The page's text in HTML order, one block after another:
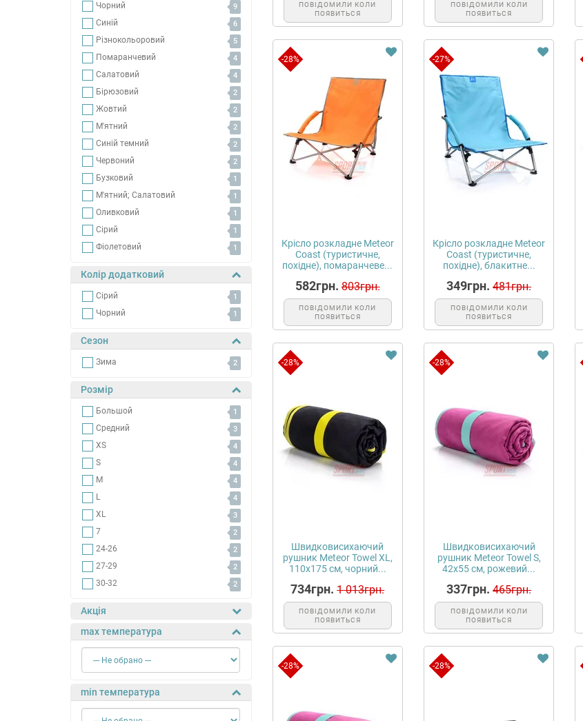
Чорний 9
Синій 6
Різнокольоровий 5
Помаранчевий 4
Салатовий 4
Бірюзовий 2
Жовтий 2
М'ятний 2
Синій темний 2
Червоний 2
Бузковий 1
М'ятний; Салатовий 1
Оливковий 1
Сірий 1
Фіолетовий 1
Колір додатковий
Сірий 1
Чорний 1
Сезон
Зима 2
Розмір
Большой 1
Средний 3
XS 4
S 4
M 4
L 4
XL 3
7 2
24-26 2
27-29 2
30-32 2
Акція
max температура
min температура
ПОВІДОМИЛИ КОЛИ
ПОЯВИТЬСЯ
ПОВІДОМИЛИ КОЛИ
ПОЯВИТЬСЯ
-28%
Крісло розкладне Meteor
Coast (туристичне,
похідне), помаранчеве...
582грн. 803грн.
ПОВІДОМИЛИ КОЛИ
ПОЯВИТЬСЯ
-27%
Крісло розкладне Meteor
Coast (туристичне,
похідне), блакитне...
349грн. 481грн.
ПОВІДОМИЛИ КОЛИ
ПОЯВИТЬСЯ
-28%
Швидковисихаючий
рушник Meteor Towel XL,
110х175 см, чорний...
734грн. 1 013грн.
ПОВІДОМИЛИ КОЛИ
ПОЯВИТЬСЯ
-28%
Швидковисихаючий
рушник Meteor Towel S,
42х55 см, рожевий...
337грн. 465грн.
ПОВІДОМИЛИ КОЛИ
ПОЯВИТЬСЯ
-28% -28%